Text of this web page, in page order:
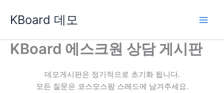
로
KBoard 데모
KBoard 에스크원 상담 게시판
데모게시판은 정기적으로 초기화 됩니다.
모든 질문은 코스모스팜 스레드에 남겨주세요.